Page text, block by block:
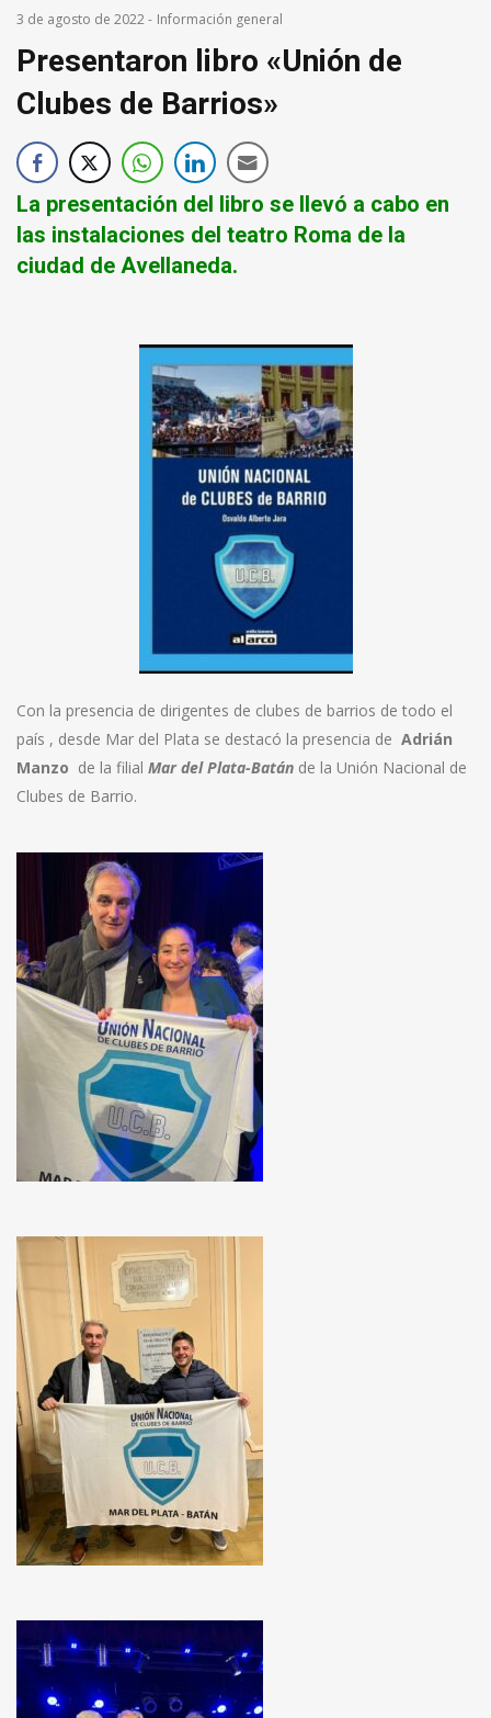
3 de agosto de 2022- Información general
Presentaron libro «Unión de
Clubes de Barrios»
La presentación del libro se llevó a cabo en
las instalaciones del teatro Roma de la
ciudad de Avellaneda.
Con la presencia de dirigentes de clubes de barrios de todo el
país , desde Mar del Plata se destacó la presencia de Adrián
Manzo de la filial Mar del Plata-Batán de la Unión Nacional de
Clubes de Barrio.